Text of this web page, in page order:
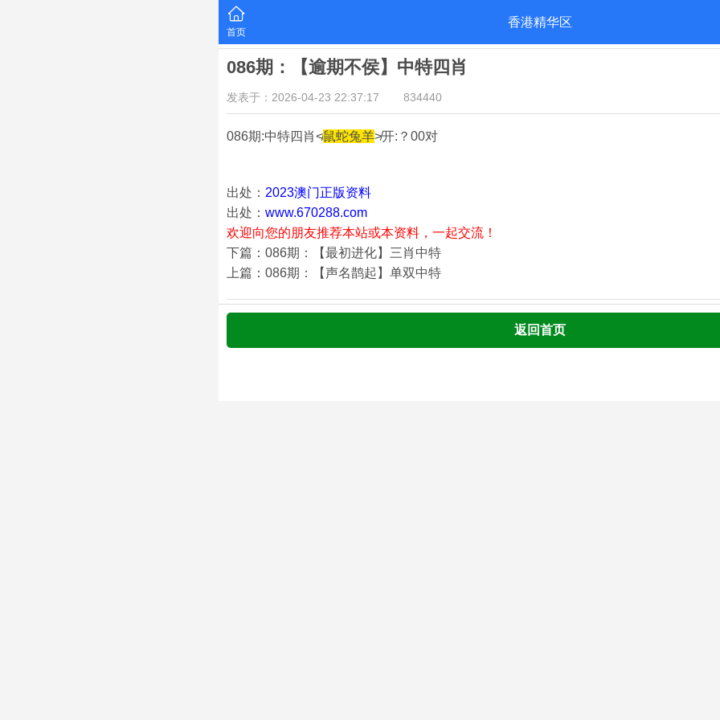
首页
香港精华区
086期：【逾期不侯】中特四肖
发表于：2026-04-23 22:37:17 834440
086期:中特四肖≮鼠蛇兔羊≯开:？00对
出处： 2023澳门正版资料
出处： www.670288.com
欢迎向您的朋友推荐本站或本资料，一起交流！
下篇：086期：【最初进化】三肖中特
上篇：086期：【声名鹊起】单双中特
返回首页